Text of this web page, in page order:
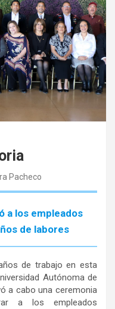
Pacheco
a los empleados
de labores
de trabajo en esta
Autónoma de
a cabo una ceremonia
a los empleados